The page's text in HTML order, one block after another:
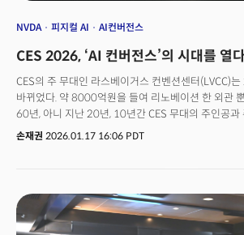
진화했다. 공장, 물류센터, 야외 환경을 전제로 한 자율
포함한 운영 유연성으로 이동했음을 의미한다.
NVDA 피지컬 AI AI컨버전스
CES 2026, ‘AI 컨버전스’의 시대를 열
CES의 주 무대인 라스베이거스 컨벤션센터(LVCC)
바뀌었다. 약 8000억원을 들여 리노베이션 한 외관
60년, 아니 지난 20년, 10년간 CES 무대의 주인공과
변화하는 모습이 한번에 나타난 이벤트였다. CES
평가할 수 있다. CES 현장에서 더밀크와 만난 게리
물었다. "올해 CES는 어떤지 평가해달라"라는 추상
"아이스크림을 설명하는 것"에 비유했다. 맛이 어떤
손재권 2026.01.17 16:06 PDT